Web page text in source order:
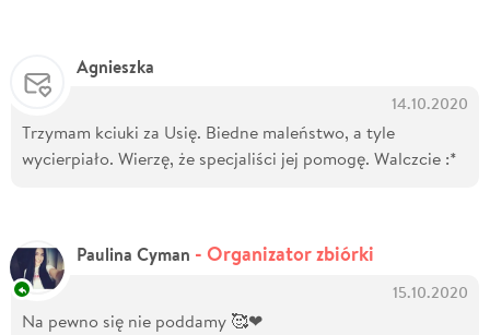
Agnieszka
14.10.2020
Trzymam kciuki za Usię. Biedne maleństwo, a tyle
wycierpiało. Wierzę, że specjaliści jej pomogę. Walczcie :*
Paulina Cyman - Organizator zbiórki
15.10.2020
Na pewno się nie poddamy 🥰❤